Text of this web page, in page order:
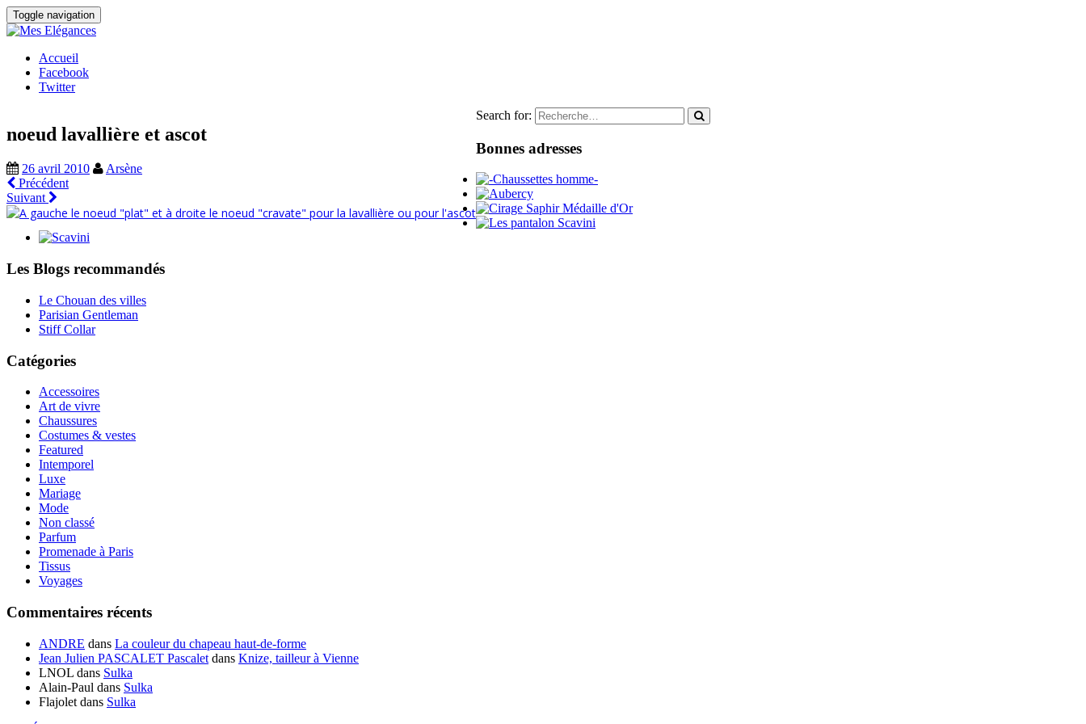
Toggle navigation
Accueil
Facebook
Twitter
noeud lavallière et ascot
26 avril 2010
Arsène
Précédent
Suivant
Search for:
Bonnes adresses
Les Blogs recommandés
Le Chouan des villes
Parisian Gentleman
Stiff Collar
Catégories
Accessoires
Art de vivre
Chaussures
Costumes & vestes
Featured
Intemporel
Luxe
Mariage
Mode
Non classé
Parfum
Promenade à Paris
Tissus
Voyages
Commentaires récents
ANDRE dans La couleur du chapeau haut-de-forme
Jean Julien PASCALET Pascalet dans Knize, tailleur à Vienne
LNOL dans Sulka
Alain-Paul dans Sulka
Flajolet dans Sulka